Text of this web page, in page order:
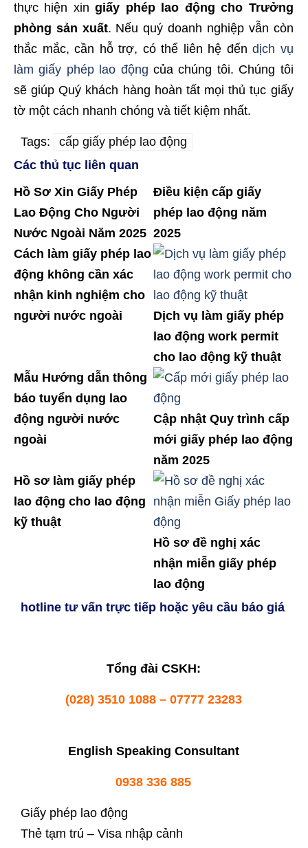
thực hiện xingiấy phép lao động cho Trưởng
phòng sản xuất. Nếu quý doanh nghiệp vẫn còn
thắc mắc, cần hỗ trợ, có thể liên hệ đếndịch vụ
làm giấy phép lao động của chúng tôi. Chúng tôi
sẽ giúp Quý khách hàng hoàn tất mọi thủ tục giấy
tờ một cách nhanh chóng và tiết kiệm nhất.
Tags:
cấp giấy phép lao động
Các thủ tục liên quan
Hồ Sơ Xin Giấy Phép
Lao Động Cho Người
Nước Ngoài Năm 2025
Điều kiện cấp giấy
phép lao động năm
2025
Cách làm giấy phép lao
động không cần xác
nhận kinh nghiệm cho
người nước ngoài
Dịch vụ làm giấy phép
lao động work permit
cho lao động kỹ thuật
Mẫu Hướng dẫn thông
báo tuyển dụng lao
động người nước
ngoài
Cập nhật Quy trình cấp
mới giấy phép lao động
năm 2025
Hồ sơ làm giấy phép
lao động cho lao động
kỹ thuật
Hồ sơ đề nghị xác
nhận miễn giấy phép
lao động
hotline tư vấn trực tiếp hoặc yêu cầu báo giá
Tổng đài CSKH:
(028) 3510 1088 – 07777 23283
English Speaking Consultant
0938 336 885
Giấy phép lao động
Thẻ tạm trú – Visa nhập cảnh